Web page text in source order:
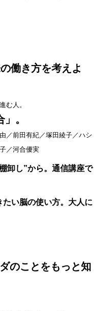
働き方を考えよ
む人。
。
／前田有紀／塚田綾子／ハシ
／河合優実
卸し”から。通信講座で
い脳の使い方。大人に
のことをもっと知